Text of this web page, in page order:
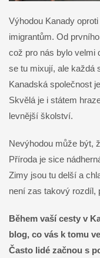
Výhodou Kanady
imigrantům. Od
což pro nás bylo velmi
se tu mixují, ale každá
Kanadská společnost
Skvělá je i státem
levnější školství.
Nevýhodou může být,
Příroda je sice
Zimy jsou tu delší a
není zas takový rozdíl,
Během vaší cesty v
blog, co vás k tomu
Často lidé začnou s